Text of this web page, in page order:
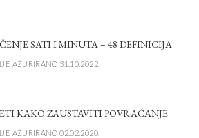
SATI I MINUTA – 48 DEFINICIJA
AŽURIRANO 31.10.2022.
KAKO ZAUSTAVITI POVRAĆANJE
AŽURIRANO 02.02.2020.